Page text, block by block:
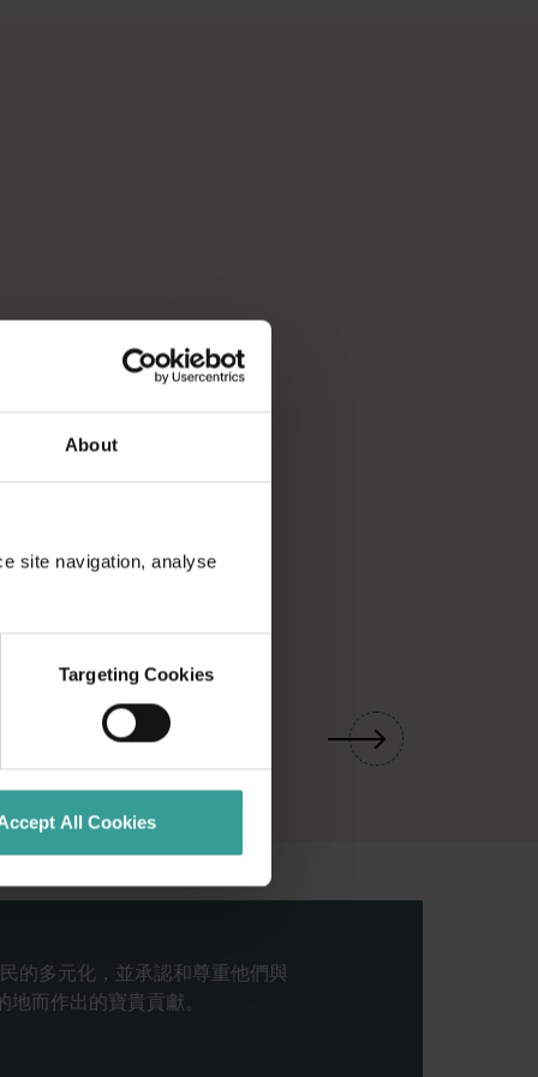
About
site navigation, analyse
Targeting Cookies
All Cookies
客所撰寫的故事。</p>
03
的多元化，並承認和尊重他們與
而作出的寶貴貢獻。